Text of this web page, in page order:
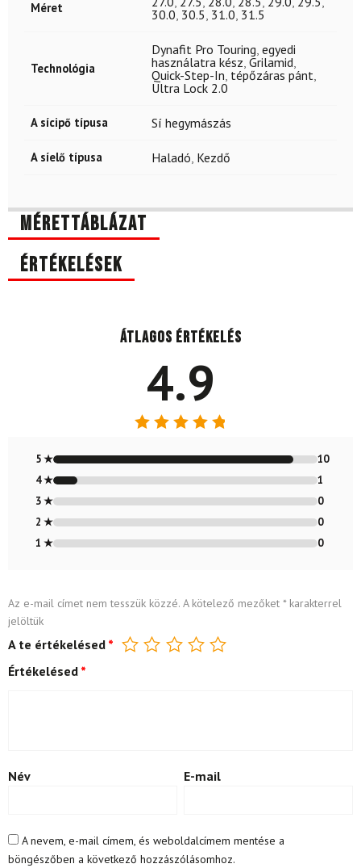
Méret
30.0, 30.5, 31.0, 31.5
Technológia
Dynafit Pro Touring, egyedi
használatra kész, Grilamid,
Quick-Step-In, tépőzáras pánt,
Ultra Lock 2.0
A sícipő típusa Sí hegymászás
A síelő típusa Haladó, Kezdő
Mérettáblázat
Értékelések
Átlagos értékelés
4.9
4.91/ 5
5 ★
10
4 ★
1
3 ★
0
2 ★
0
1 ★
0
Az e-mail címet nem tesszük közzé. A kötelező mezőket *karakterrel
jelöltük
A te értékelésed *
Értékelésed *
Név E-mail
A nevem, e-mail címem, és weboldalcímem mentése a
böngészőben a következő hozzászólásomhoz.